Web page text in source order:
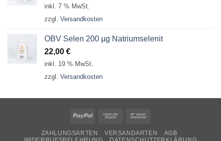
inkl. 7 % MwSt.
zzgl. Versandkosten
OBV Selen 200 µg Natriumselenit
22,00 €
inkl. 19 % MwSt.
zzgl. Versandkosten
PayPal
Cash
Pickup
ZAHLUNGSARTEN VERSANDARTEN
AGB